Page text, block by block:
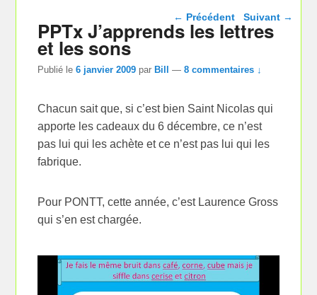
Navigation dans les
articles
← Précédent Suivant →
PPTx J’apprends les lettres
et les sons
Publié le6 janvier 2009 par Bill —8 commentaires ↓
Chacun sait que, si c’est bien Saint Nicolas qui
apporte les cadeaux du 6 décembre, ce n’est
pas lui qui les achète et ce n’est pas lui qui les
fabrique.
Pour PONTT, cette année, c’est Laurence Gross
qui s’en est chargée.